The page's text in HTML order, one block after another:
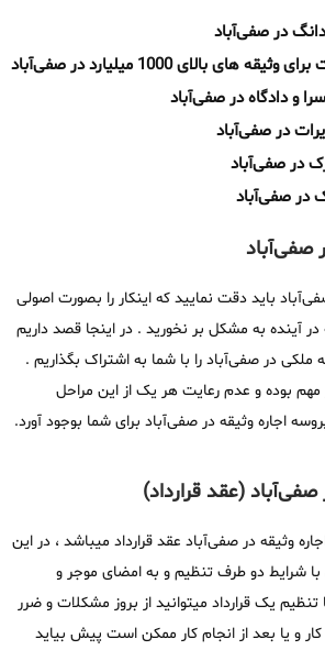
های بالای 1000 میلیارد در صفی‌آباد
و دادگاه در صفی‌آباد
در صفی‌آباد
در صفی‌آباد
در صفی‌آباد
صفی‌آباد
باید دقت نمایید که اینکار را بصورت اصولی
آینده به مشکل بر نخورید . در اینجا قصد داریم
ملکی در صفی‌آباد را با شما به اشتراک بگذاریم .
مهم بوده و عدم رعایت هر یک از این مراحل
اجاره وثیقه در صفی‌آباد برای شما بوجود آورد.
وثیقه در صفی‌آباد عقد قرارداد میباشد ، در این
با شرایط دو طرف تنظیم و به امضای موجر و
یک قرارداد میتوانید از بروز مشکلات و ضرر
و یا بعد از انجام کار ممکن است پیش بیاید